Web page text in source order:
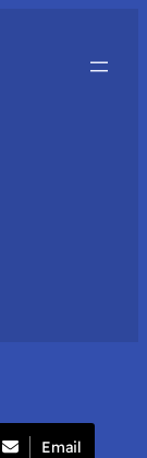
Email